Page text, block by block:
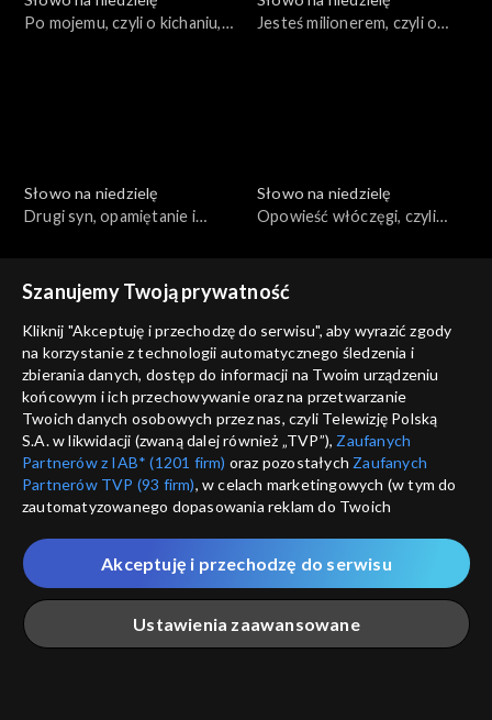
Po mojemu, czyli o kichaniu,
Jesteś milionerem, czyli o
Słowo na niedzielę
Drugi syn, opamiętanie i
Słowo na niedzielę
Opowieść włóczęgi, czyli
Słowo na niedzielę
Czy świętujesz miłosierdzie?
Słowo na niedzielę
Koledzy i wrogowie, czyli o
zgodnej modlitwie
Słowo na niedzielę
Współpracownicy kusiciela
Słowo na niedzielę
Droga Piotra, czyli o mieleniu
i opiniach
Szanujemy Twoją prywatność
Kliknij "Akceptuję i przechodzę do serwisu", aby wyrazić zgody
na korzystanie z technologii automatycznego śledzenia i
zbierania danych, dostęp do informacji na Twoim urządzeniu
końcowym i ich przechowywanie oraz na przetwarzanie
Twoich danych osobowych przez nas, czyli Telewizję Polską
S.A. w likwidacji (zwaną dalej również „TVP”), Zaufanych
Partnerów z IAB* (1201 firm) oraz pozostałych Zaufanych
Partnerów TVP (93 firm), w celach marketingowych (w tym do
zautomatyzowanego dopasowania reklam do Twoich
które wskazujemy poniżej, a także zgody na udostępnianie
przez nas identyfikatora PPID do Google.
Twoje dane osobowe zbierane podczas odwiedzania przez
Ciebie naszych
poszczególnych serwisówzwanych dalej
„Portalem”, w tym informacje zapisywane za pomocą
Ustawienia zaawansowane
Akceptuję i przechodzę do serwisu